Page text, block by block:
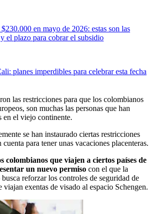
en mayo de 2026: estas son las
el plazo para cobrar el subsidio
planes imperdibles para celebrar esta fecha
las restricciones para que los colombianos
son muchas las personas que han
en el viejo continente.
se han instaurado ciertas restricciones
cuenta para tener unas vacaciones placenteras.
colombianos que viajen a ciertos países de
un nuevo permiso con el que la
reforzar los controles de seguridad de
viajan exentas de visado al espacio Schengen.